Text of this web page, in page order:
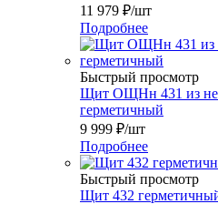
11 979 ₽/шт
Подробнее
Быстрый просмотр
Щит ОЩНн 431 из
герметичный
9 999 ₽/шт
Подробнее
Быстрый просмотр
Щит 432